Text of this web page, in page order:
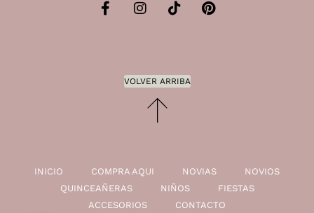
VOLVER ARRIBA
INICIO COMPRA AQUI NOVIAS
NOVIOS
QUINCEAÑERAS
NIÑOS
FIESTAS
ACCESORIOS
CONTACTO